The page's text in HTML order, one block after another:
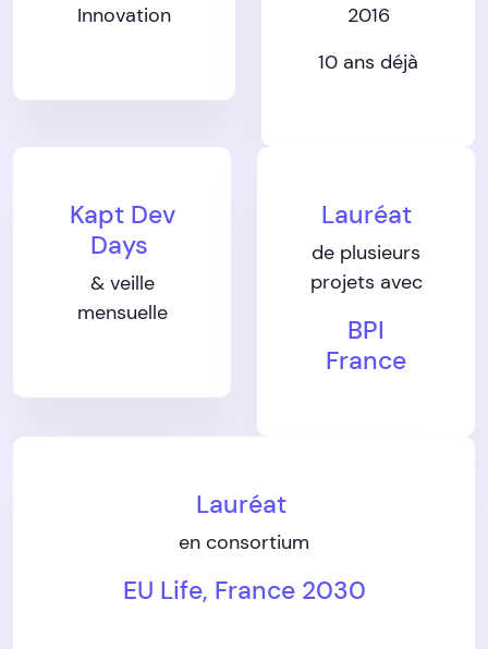
Innovation
2016
10 ans déjà
Kapt Dev
Days
& veille
mensuelle
Lauréat
de plusieurs
projets avec
BPI
France
Lauréat
en consortium
EU Life, France 2030